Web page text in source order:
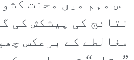
اس مہم میں محنت
نتائج کی پیشکش کی
مغالطے کے برعکس